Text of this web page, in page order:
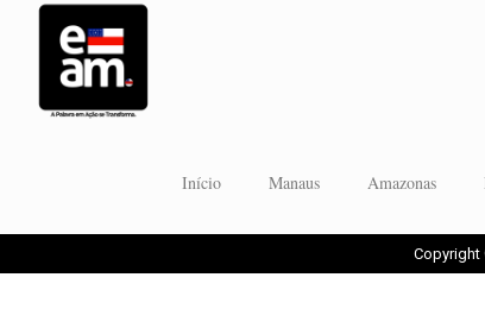
Início Manaus Amazonas
Copyright